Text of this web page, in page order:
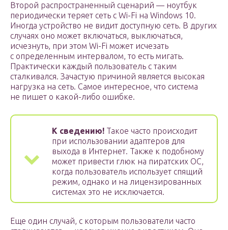
Второй распространенный сценарий — ноутбук
периодически теряет сеть с Wi-Fi на Windows 10.
Иногда устройство не видит доступную сеть. В других
случаях оно может включаться, выключаться,
исчезнуть, при этом Wi-Fi может исчезать
с определенным интервалом, то есть мигать.
Практически каждый пользователь с таким
сталкивался. Зачастую причиной является высокая
нагрузка на сеть. Самое интересное, что система
не пишет о какой-либо ошибке.
К сведению! Такое часто происходит
при использовании адаптеров для
выхода в Интернет. Также к подобному
может привести глюк на пиратских ОС,
когда пользователь использует спящий
режим, однако и на лицензированных
системах это не исключается.
Еще один случай, с которым пользователи часто